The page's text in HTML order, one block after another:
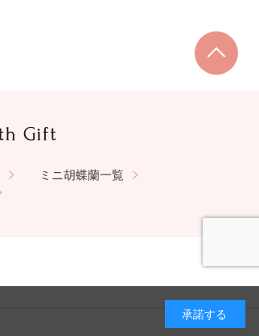
ミニ胡蝶蘭一覧
承諾する